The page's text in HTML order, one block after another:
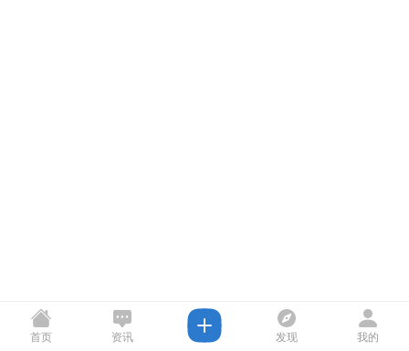
首页 资讯 发现 我的